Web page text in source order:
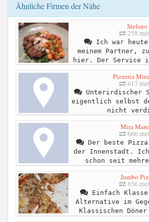
Ähnliche Firmen der Nähe
Stefano
258
Ich war heute
meinem Partner,
hier. Der Service
Pizzeria
617
Unterirdischer
eigentlich selbst
nicht
Mira
666
Der beste
der Innenstadt.
schon seit
Jumbo
856
Einfach
Alternative im
Klassischen